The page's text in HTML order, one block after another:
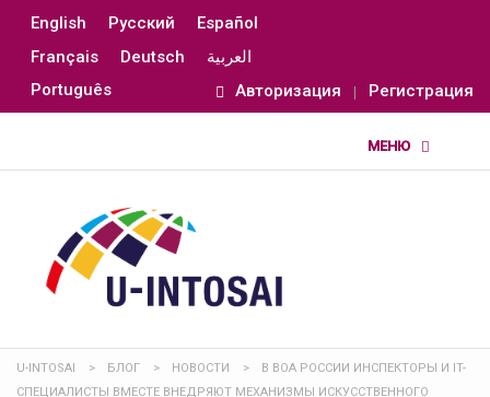
English Русский
Español
Français
Deutsch
العربية
Português
Авторизация Регистрация
U-INTOSAI > БЛОГ > НОВОСТИ >
В ВОА РОССИИ ИНСПЕКТОРЫ И IT-
СПЕЦИАЛИСТЫ ВМЕСТЕ ВНЕДРЯЮТ МЕХАНИЗМЫ ИСКУССТВЕННОГО